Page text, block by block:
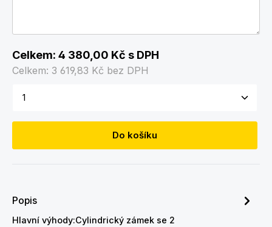
Celkem: 4 380,00 Kč s DPH
Celkem: 3 619,83 Kč bez DPH
Množství produktu: Zadejte požadované
Do košíku
Popis
Hlavní výhody:Cylindrický zámek se 2